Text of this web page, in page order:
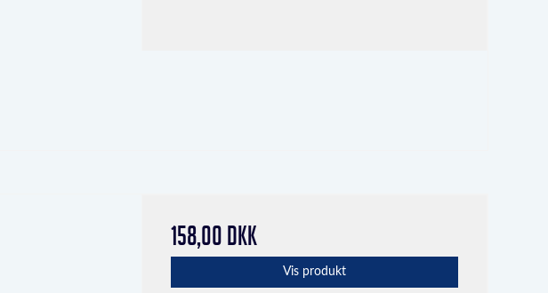
158,00 DKK
Vis produkt